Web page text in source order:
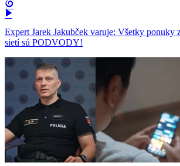
Expert Jarek Jakubček varuje: Všetky ponuky
sietí sú PODVODY!